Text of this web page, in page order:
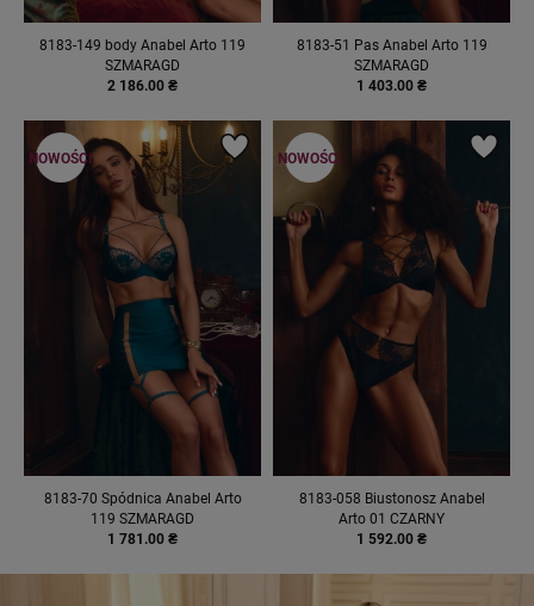
8183-149 body Anabel Arto 119
SZMARAGD
2 186.00 ₴
8183-51 Pas Anabel Arto 119
SZMARAGD
1 403.00 ₴
8183-70 Spódnica Anabel Arto
119 SZMARAGD
1 781.00 ₴
NOWOŚCI
8183-058 Biustonosz Anabel
Arto 01 CZARNY
1 592.00 ₴
NOWOŚCI